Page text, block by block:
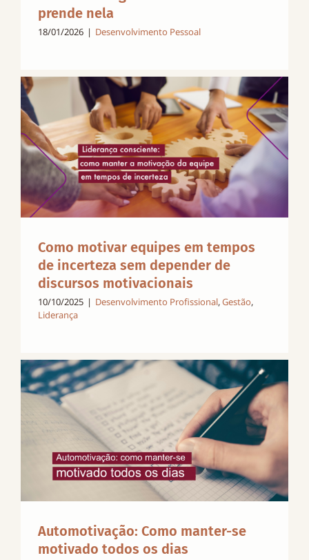
prende nela
18/01/2026 | Desenvolvimento Pessoal
Como motivar equipes em tempos
de incerteza sem depender de
discursos motivacionais
10/10/2025 | Desenvolvimento Profissional,Gestão,
Liderança
Automotivação: Como manter-se
motivado todos os dias